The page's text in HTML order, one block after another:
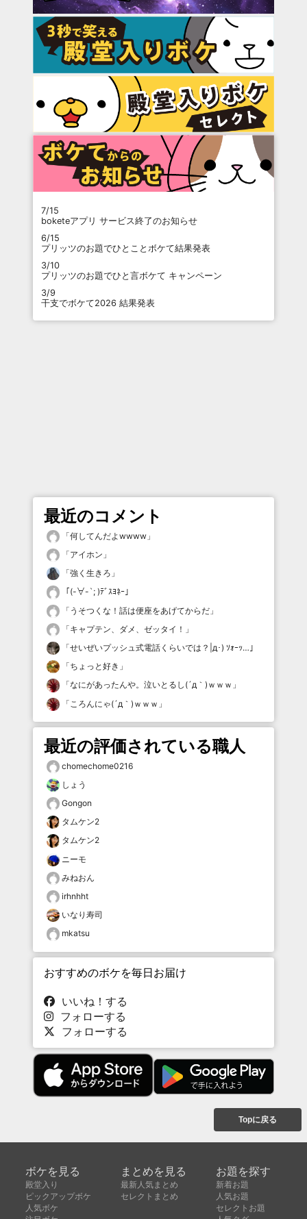
7/15
boketeアプリ サービス終了のお知らせ
6/15
プリッツのお題でひとことボケて結果発表
3/10
プリッツのお題でひと言ボケて キャンペーン
3/9
干支でボケて2026 結果発表
最近のコメント
「何してんだよwwww 」
「アイホン 」
「強く生きろ 」
「(-∀-`; )ﾃﾞｽﾖﾈｰ 」
「 うそつくな！話は便座をあげてからだ 」
「キャプテン、ダメ、ゼッタイ！ 」
「せいぜいプッシュ式電話くらいでは？|д･) ｿｫｰｯ… 」
「ちょっと好き 」
「なにがあったんや。泣いとるし(´д｀)ｗｗｗ 」
「 ころんにゃ(´д｀)ｗｗｗ 」
最近の評価されている職人
chomechome0216
しょう
Gongon
タムケン2
タムケン2
ニーモ
みねおん
irhnhht
いなり寿司
mkatsu
おすすめのボケを毎日お届け
いいね！する
フォローする
フォローする
Topに戻る
ボケを見る
殿堂入り
ピックアップボケ
人気ボケ
まとめを見る
最新人気まとめ
セレクトまとめ
お題を探す
新着お題
人気お題
セレクトお題